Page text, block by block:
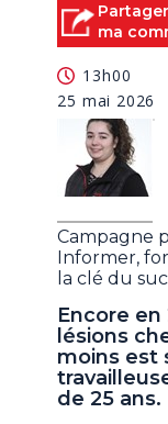
ma
13h00
25 mai 2026
Campagne
Informer,
la clé du
Encore
lésions
moins est
de 25 ans.